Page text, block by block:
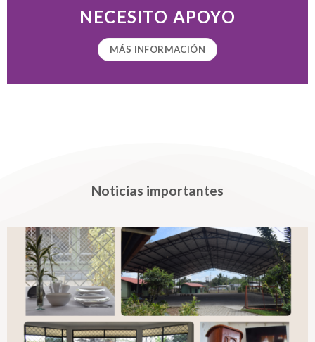
NECESITO APOYO
MÁS INFORMACIÓN
Noticias importantes